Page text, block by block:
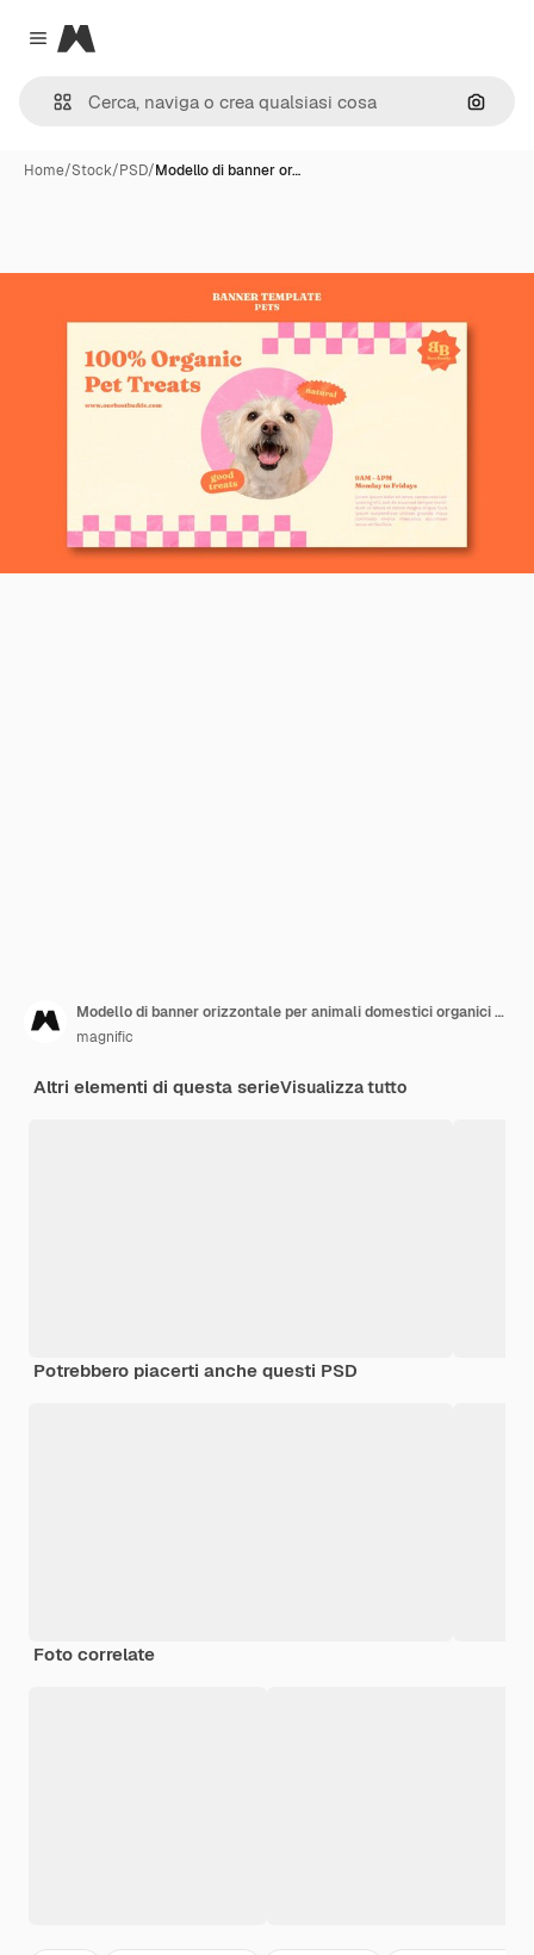
Close menu
Magnific
Cerca
Home/Stock/PSD/Modello di banner or…
Modello di banner orizzontale per animali domestici organici con cane carino
magnific
Altri elementi di questa serieVisualizza tutto
Potrebbero piacerti anche questi PSD
Foto correlate